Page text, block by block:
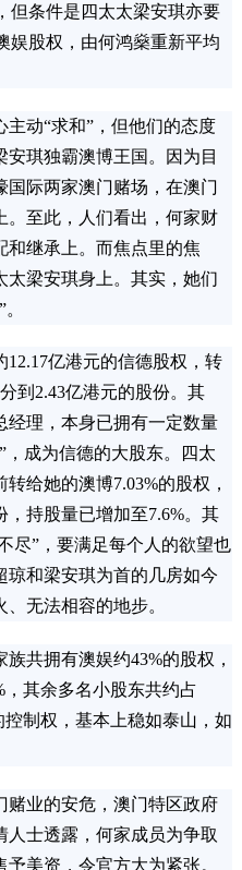
但条件是四太太梁安琪亦要
娱股权，由何鸿燊重新平均
动“求和”，但他们的态度
琪独霸澳博王国。因为目
际两家澳门赌场，在澳门
。至此，人们看出，何家财
和继承上。而焦点里的焦
太梁安琪身上。其实，她们
亿港元的信德股权，转
到2.43亿港元的股份。其
经理，本身已拥有一定数量
，成为信德的大股东。四太
给她的澳博7.03%的股权，
持股量已增加至7.6%。其
尽”，要满足每个人的欲望也
琼和梁安琪为首的几房如今
无法相容的地步。
共拥有澳娱约43%的股权，
其余多名小股东共约占
制权，基本上稳如泰山，如
赌业的安危，澳门特区政府
士透露，何家成员为争取
美资，令官方大为紧张。